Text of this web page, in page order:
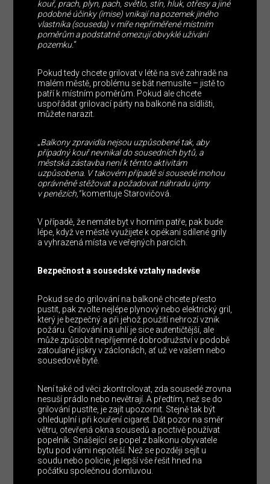
kouř, prach, plyn, pach, světlo, stín, hluk, otřesy a jiné
podobné účinky (imise) vnikají na pozemek jiného
vlastníka (souseda) v míře nepřiměřené místním
poměrům a podstatně omezují obvyklé užívání
pozemku.“
Pokud tedy chcete grilovat v létě na své zahradě na
malém městě, problému se bát nemusíte – jistě to
patří k místním poměrům. Pokud ale chcete
uspořádat grilovací párty na balkoně na sídlišti,
můžete narazit.
„Balkony zpravidla nejsou uzpůsobené tak, aby
případný kouř nevnikal do sousedních bytů, a
městská zástavba není k těmto aktivitám
uzpůsobena. V takovém případě si sousedé mohou
oprávněně stěžovat a požadovat náhradu újmy
v penězích,“komentuje Starovičová.
V případě, že nemáte byt v horním patře, pak bude
lépe, když ve městě využijete k opékaní sdílené grily
a vyhrazená místa ve veřejných parcích.
Bezpečnost a sousedské vztahy nadevše
Pokud se do grilování na balkoně chcete přesto
pustit, pak zvolte nejlépe plynový nebo elektrický gril,
který je bezpečný a při jehož použití nehrozí vznik
požáru. Grilování na uhlí je sice autentičtější, ale
může způsobit nepříjemné dobrodružství v podobě
zatoulané jiskry v záclonách, ať už ve vašem nebo
sousedově bytě.
Není také od věci zkontrolovat, zda sousedé zrovna
nesuší prádlo nebo nevětrají. A předtím, než se do
grilování pustíte, je zajít upozornit. Stejně tak být
ohleduplní i při kouření cigaret. Dát pozor na směr
větru, otevřená okna sousedů a poctivě používat
popelník. Snášející se popel z balkonu obyvatele
bytu pod vámi nepotěší. Než se později sejít u
soudu nebo policie, je lepší vše řešit hned na
počátku společnou domluvou.